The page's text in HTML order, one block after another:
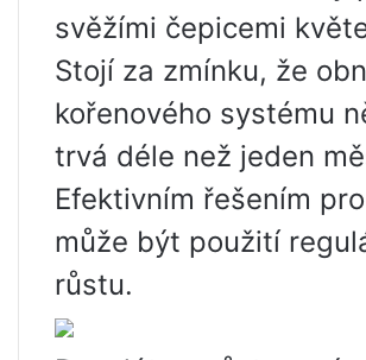
svěžími čepicemi
Stojí za zmínku, že
kořenového systému
trvá déle než jeden
Efektivním řešením
může být použití
růstu.